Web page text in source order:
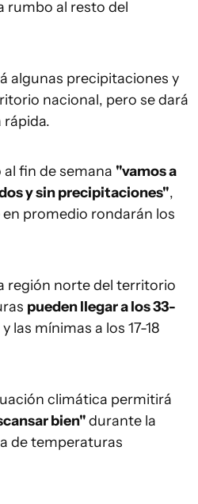
rumbo al resto del
algunas precipitaciones y
nacional, pero se dará
rápida.
fin de semana "vamos a
y sin precipitaciones",
promedio rondarán los
región norte del territorio
pueden llegar a los 33-
las mínimas a los 17-18
climática permitirá
bien"durante la
de temperaturas